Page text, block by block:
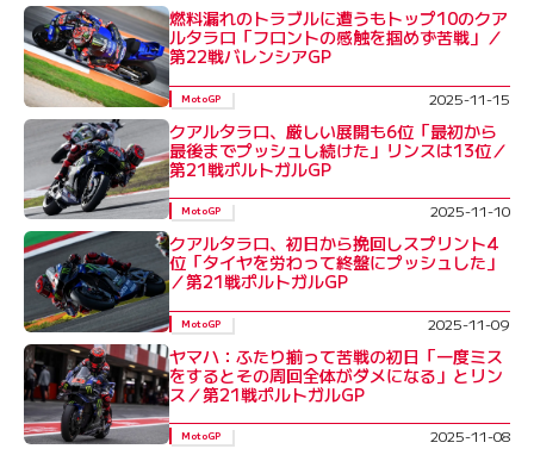
燃料漏れのトラブルに遭うもトップ10のクア
ルタラロ「フロントの感触を掴めず苦戦」／
第22戦バレンシアGP
MotoGP 2025-11-15
クアルタラロ、厳しい展開も6位「最初から
最後までプッシュし続けた」リンスは13位／
第21戦ポルトガルGP
MotoGP 2025-11-10
クアルタラロ、初日から挽回しスプリント4
位「タイヤを労わって終盤にプッシュした」
／第21戦ポルトガルGP
MotoGP 2025-11-09
ヤマハ：ふたり揃って苦戦の初日「一度ミス
をするとその周回全体がダメになる」とリン
ス／第21戦ポルトガルGP
MotoGP 2025-11-08